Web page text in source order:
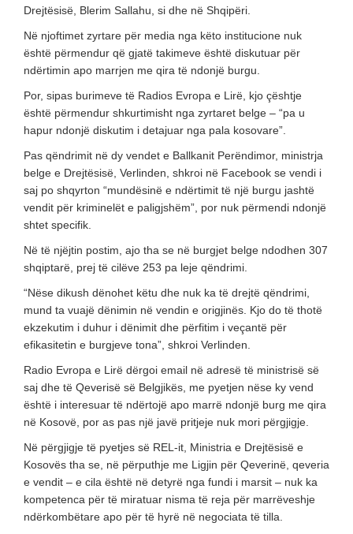
Drejtësisë, Blerim Sallahu, si dhe në Shqipëri.
Në njoftimet zyrtare për media nga këto institucione nuk
është përmendur që gjatë takimeve është diskutuar për
ndërtimin apo marrjen me qira të ndonjë burgu.
Por, sipas burimeve të Radios Evropa e Lirë, kjo çështje
është përmendur shkurtimisht nga zyrtaret belge – “pa u
hapur ndonjë diskutim i detajuar nga pala kosovare”.
Pas qëndrimit në dy vendet e Ballkanit Perëndimor, ministrja
belge e Drejtësisë, Verlinden, shkroi në Facebook se vendi i
saj po shqyrton “mundësinë e ndërtimit të një burgu jashtë
vendit për kriminelët e paligjshëm”, por nuk përmendi ndonjë
shtet specifik.
Në të njëjtin postim, ajo tha se në burgjet belge ndodhen 307
shqiptarë, prej të cilëve 253 pa leje qëndrimi.
“Nëse dikush dënohet këtu dhe nuk ka të drejtë qëndrimi,
mund ta vuajë dënimin në vendin e origjinës. Kjo do të thotë
ekzekutim i duhur i dënimit dhe përfitim i veçantë për
efikasitetin e burgjeve tona”, shkroi Verlinden.
Radio Evropa e Lirë dërgoi email në adresë të ministrisë së
saj dhe të Qeverisë së Belgjikës, me pyetjen nëse ky vend
është i interesuar të ndërtojë apo marrë ndonjë burg me qira
në Kosovë, por as pas një javë pritjeje nuk mori përgjigje.
Në përgjigje të pyetjes së REL-it, Ministria e Drejtësisë e
Kosovës tha se, në përputhje me Ligjin për Qeverinë, qeveria
e vendit – e cila është në detyrë nga fundi i marsit – nuk ka
kompetenca për të miratuar nisma të reja për marrëveshje
ndërkombëtare apo për të hyrë në negociata të tilla.